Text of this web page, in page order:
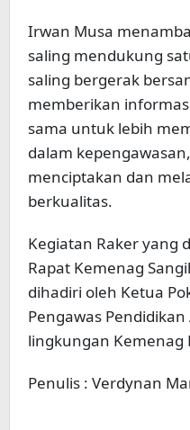
Irwan Musa
saling mendukung
saling bergerak
memberikan
sama untuk lebih
dalam
menciptakan dan
berkualitas.
Kegiatan Raker yang
Rapat Kemenag
dihadiri oleh Ketua
Pengawas
lingkungan Kemenag
Penulis : Verdynan